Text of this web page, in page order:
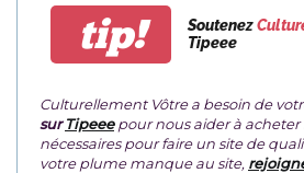
tip! Soutenez
Tipeee
Culturellement Vôtre a besoin de
surTipeeepour nous aider à acheter
nécessaires pour faire un site de
votre plume manque au site,